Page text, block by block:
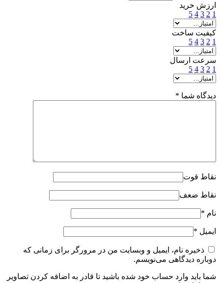
ارزش خرید
1
2
3
4
5
کیفیت ساخت
1
2
3
4
5
سرعت ارسال
1
2
3
4
5
دیدگاه شما *
نقاط قوت
نقاط ضعف
نام *
ایمیل *
ذخیره نام، ایمیل و وبسایت من در مرورگر برای زمانی که
دوباره دیدگاهی می‌نویسم.
شما باید وارد حساب خود شده باشید تا قادر به اضافه کردن تصاویر